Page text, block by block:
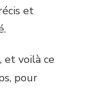
et
et voilà ce
pour